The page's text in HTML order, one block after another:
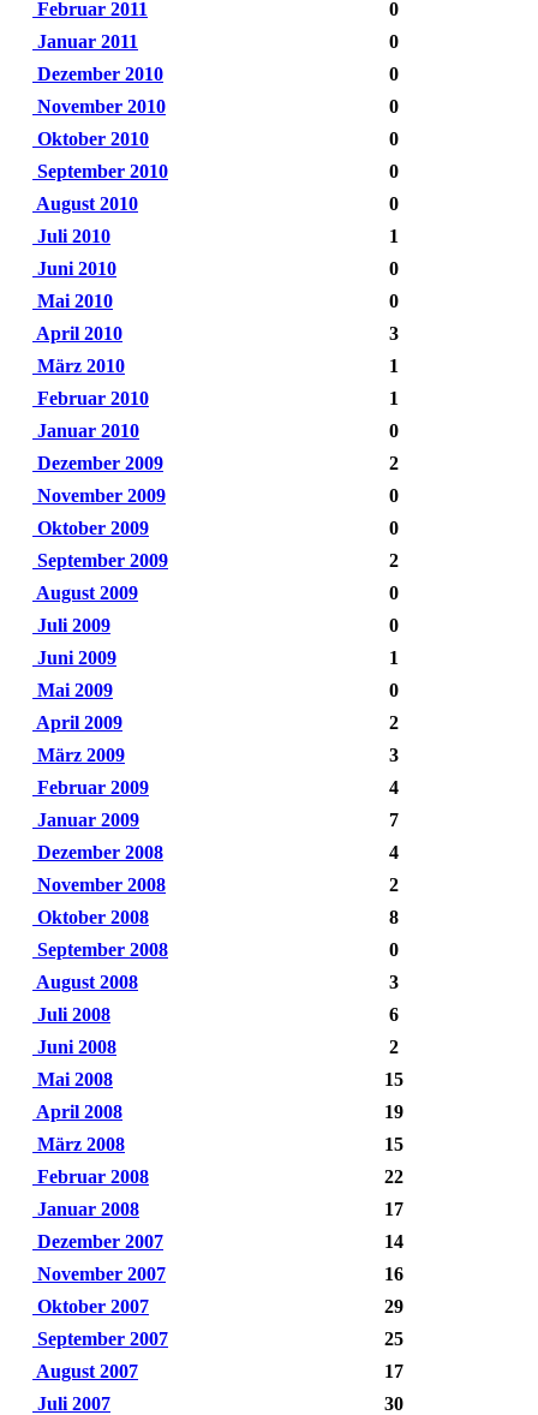
Februar 2011
0
Januar 2011
0
Dezember 2010
0
November 2010
0
Oktober 2010
0
September 2010
0
August 2010
0
Juli 2010
1
Juni 2010
0
Mai 2010
0
April 2010
3
März 2010
1
Februar 2010
1
Januar 2010
0
Dezember 2009
2
November 2009
0
Oktober 2009
0
September 2009
2
August 2009
0
Juli 2009
0
Juni 2009
1
Mai 2009
0
April 2009
2
März 2009
3
Februar 2009
4
Januar 2009
7
Dezember 2008
4
November 2008
2
Oktober 2008
8
September 2008
0
August 2008
3
Juli 2008
6
Juni 2008
2
Mai 2008
15
April 2008
19
März 2008
15
Februar 2008
22
Januar 2008
17
Dezember 2007
14
November 2007
16
Oktober 2007
29
September 2007
25
August 2007
17
Juli 2007
30